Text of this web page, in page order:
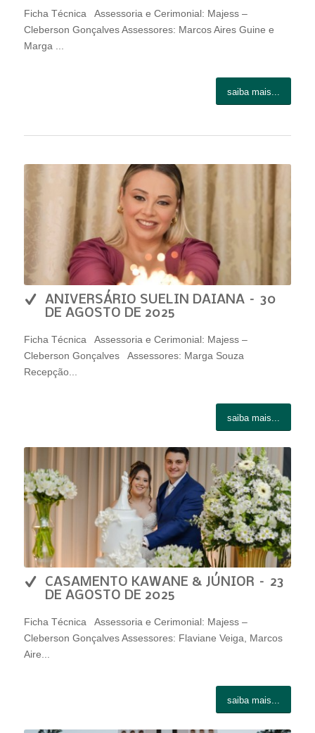
Ficha Técnica Assessoria e Cerimonial: Majess –
Cleberson Gonçalves Assessores: Marcos Aires Guine e
Marga ...
saiba mais...
ANIVERSÁRIO SUELIN DAIANA – 30
DE AGOSTO DE 2025
Ficha Técnica Assessoria e Cerimonial: Majess –
Cleberson Gonçalves Assessores: Marga Souza
Recepção...
saiba mais...
CASAMENTO KAWANE & JÚNIOR – 23
DE AGOSTO DE 2025
Ficha Técnica Assessoria e Cerimonial: Majess –
Cleberson Gonçalves Assessores: Flaviane Veiga, Marcos
Aire...
saiba mais...